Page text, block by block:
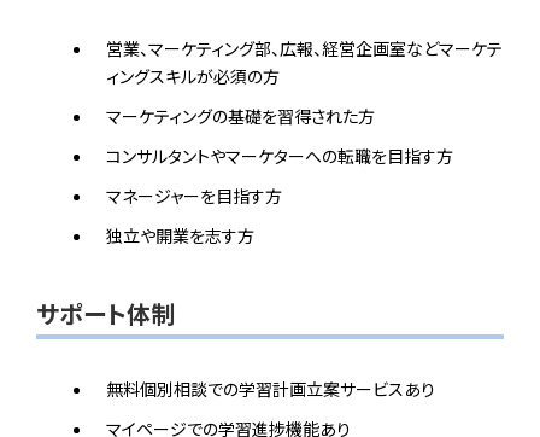
営業、マーケティング部、広報、経営企画室などマーケテ
ィングスキルが必須の方
マーケティングの基礎を習得された方
コンサルタントやマーケターへの転職を目指す方
マネージャーを目指す方
独立や開業を志す方
サポート体制
無料個別相談での学習計画立案サービスあり
マイページでの学習進捗機能あり